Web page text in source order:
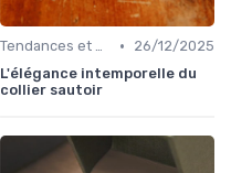
Tendances et Conseils de Style •
26/12/2025
L'élégance intemporelle du
collier sautoir